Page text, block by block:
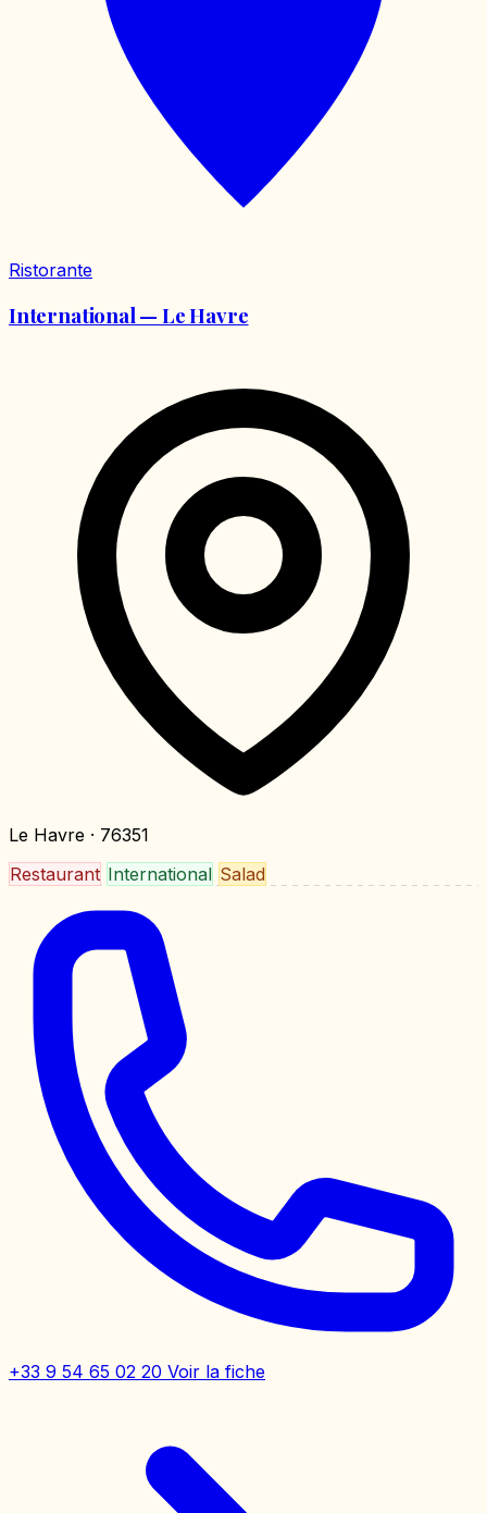
Ristorante
International — Le Havre
Le Havre · 76351
Restaurant International Salad
+33 9 54 65 02 20 Voir la fiche